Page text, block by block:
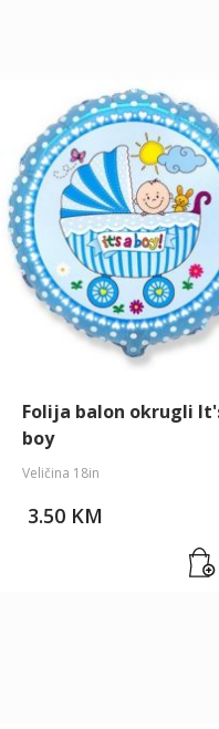
Folija balon okrugli
boy
Veličina 18in
3.50 KM